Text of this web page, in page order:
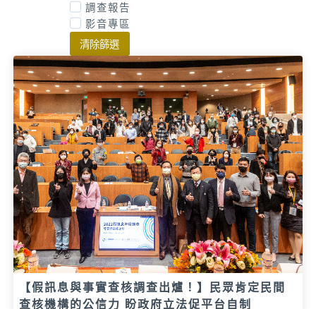
調查報告
影音專區
清除篩選
【假訊息與事實查核調查出爐！】民眾肯定民間
查核機構的公信力 盼政府立法促平台自制